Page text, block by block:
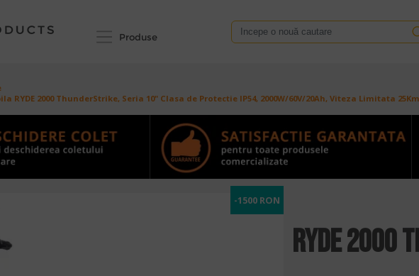
Produse
RYDE 2000 ThunderStrike, Seria 10" Clasa de Protectie IP54, 2000W/60V/20Ah, Viteza Limitata
-1500 RON
RYDE